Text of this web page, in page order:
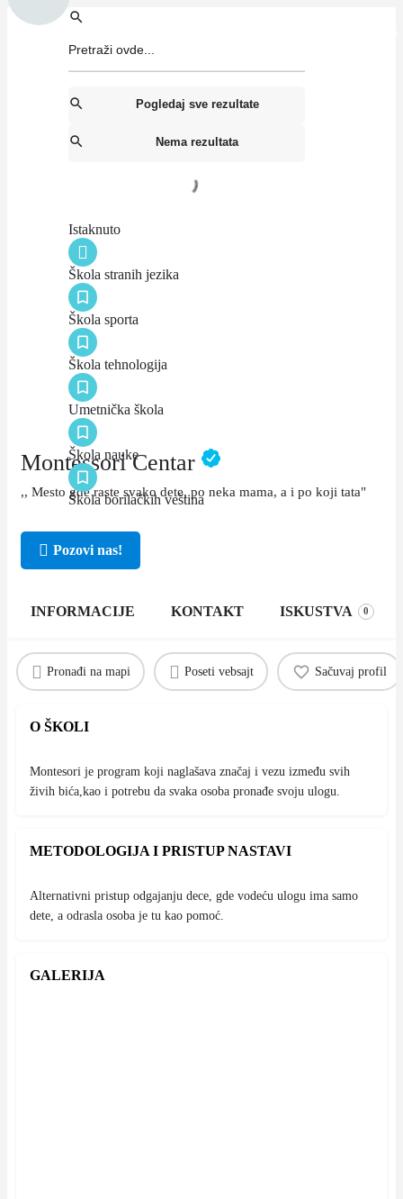
Pogledaj sve rezultate
Nema rezultata
Istaknuto
Škola stranih jezika
Škola sporta
Škola tehnologija
Umetnička škola
Škola nauke
Škola borilačkih veština
Montessori Centar
,, Mesto gde raste svako dete, po neka mama, a i po koji tata"
Pozovi nas!
INFORMACIJE KONTAKT ISKUSTVA 0
Pronađi na mapi Poseti vebsajt Sačuvaj profil
O ŠKOLI
Montesori je program koji naglašava značaj i vezu između svih
živih bića,kao i potrebu da svaka osoba pronađe svoju ulogu.
METODOLOGIJA I PRISTUP NASTAVI
Alternativni pristup odgajanju dece, gde vodeću ulogu ima samo
dete, a odrasla osoba je tu kao pomoć.
GALERIJA